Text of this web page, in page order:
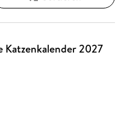
Katzenkalender 2027